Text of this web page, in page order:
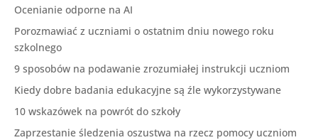
Ocenianie odporne na AI
Porozmawiać z uczniami o ostatnim dniu nowego roku
szkolnego
9 sposobów na podawanie zrozumiałej instrukcji uczniom
Kiedy dobre badania edukacyjne są źle wykorzystywane
10 wskazówek na powrót do szkoły
Zaprzestanie śledzenia oszustwa na rzecz pomocy uczniom